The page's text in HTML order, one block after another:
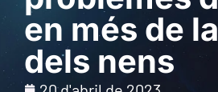
en més de
dels nens